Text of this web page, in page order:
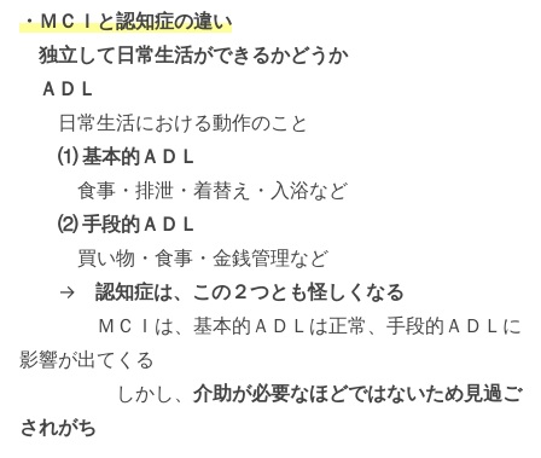
・ＭＣＩと認知症の違い
独立して日常生活ができるかどうか
ＡＤＬ
日常生活における動作のこと
⑴ 基本的ＡＤＬ
食事・排泄・着替え・入浴など
⑵ 手段的ＡＤＬ
買い物・食事・金銭管理など
→ 認知症は、この２つとも怪しくなる
ＭＣＩは、基本的ＡＤＬは正常、手段的ＡＤＬに
影響が出てくる
しかし、 介助が必要なほどではないため見過ご
されがち